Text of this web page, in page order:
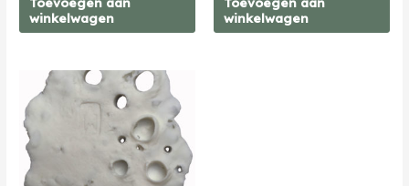
winkelwagen
winkelwagen